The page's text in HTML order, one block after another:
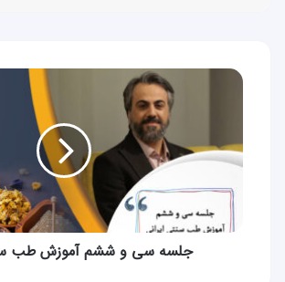
جلسه
آموزش
طب
سنتی
ایرانی
جلسه سی و ششم آموزش طب